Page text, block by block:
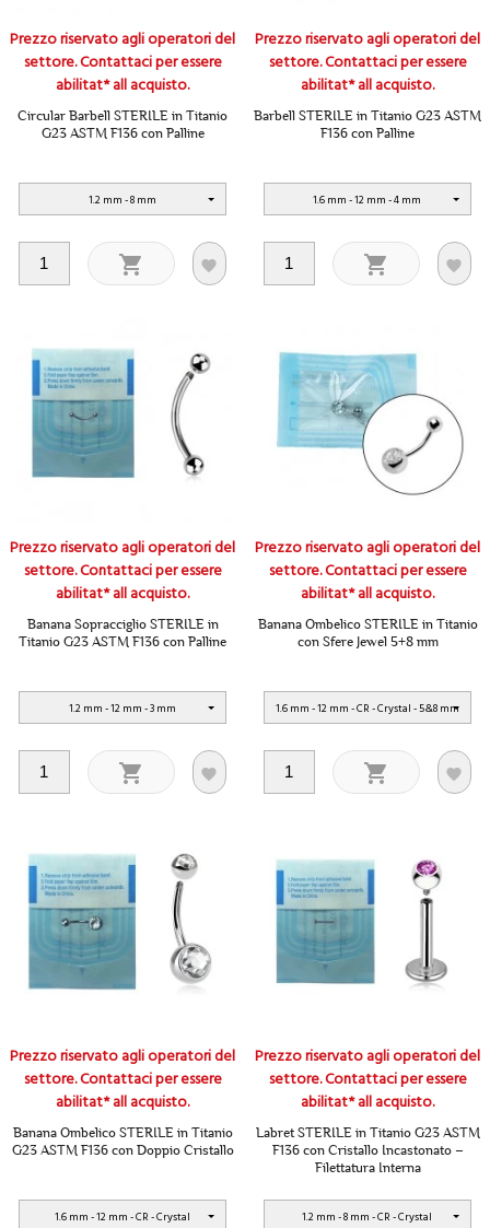
Prezzo riservato agli operatori del
settore. Contattaci per essere
abilitat* all acquisto.
Circular Barbell STERILE in Titanio
G23 ASTM F136 con Palline
1.2 mm - 8 mm
 
Prezzo riservato agli operatori del
settore. Contattaci per essere
abilitat* all acquisto.
Barbell STERILE in Titanio G23 ASTM
F136 con Palline
1.6 mm - 12 mm - 4 mm
 
Prezzo riservato agli operatori del
settore. Contattaci per essere
abilitat* all acquisto.
Banana Sopracciglio STERILE in
Titanio G23 ASTM F136 con Palline
1.2 mm - 12 mm - 3 mm
 
Prezzo riservato agli operatori del
settore. Contattaci per essere
abilitat* all acquisto.
Banana Ombelico STERILE in Titanio
con Sfere Jewel 5+8 mm
1.6 mm - 12 mm - CR - Crystal - 5&8 mm
 
Prezzo riservato agli operatori del
settore. Contattaci per essere
abilitat* all acquisto.
Banana Ombelico STERILE in Titanio
G23 ASTM F136 con Doppio Cristallo
1.6 mm - 12 mm - CR - Crystal
Prezzo riservato agli operatori del
settore. Contattaci per essere
abilitat* all acquisto.
Labret STERILE in Titanio G23 ASTM
F136 con Cristallo Incastonato –
Filettatura Interna
1.2 mm - 8 mm - CR - Crystal